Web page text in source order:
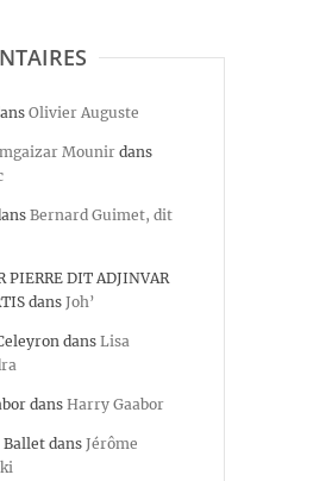
Olivier Auguste
مكيزر منير mgaizar Mounir dans
Bernard Guimet, dit
PIERRE DIT ADJINVAR
dans Joh’
dans Lisa
dans Harry Gaabor
Balletdans Jérôme